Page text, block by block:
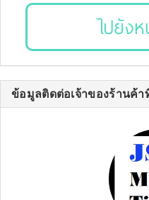
ไปยัง
ข้อมูลติดต่อเจ้าของร้านค้